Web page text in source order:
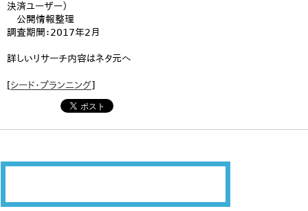
決済ユーザー）
公開情報整理
調査期間：2017年2月
詳しいリサーチ内容はネタ元へ
[シード・プランニング]